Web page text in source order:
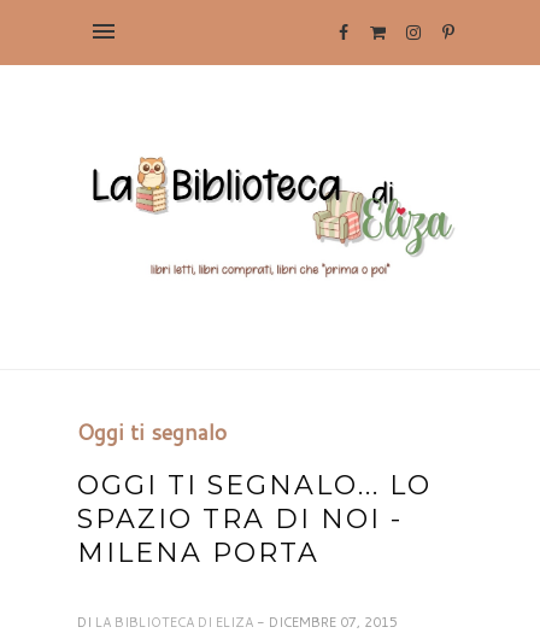
Oggi ti segnalo
OGGI TI SEGNALO... LO
SPAZIO TRA DI NOI -
MILENA PORTA
DI LA BIBLIOTECA DI ELIZA - DICEMBRE 07, 2015